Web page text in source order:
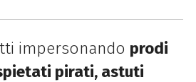
impersonando prodi
pirati, astuti